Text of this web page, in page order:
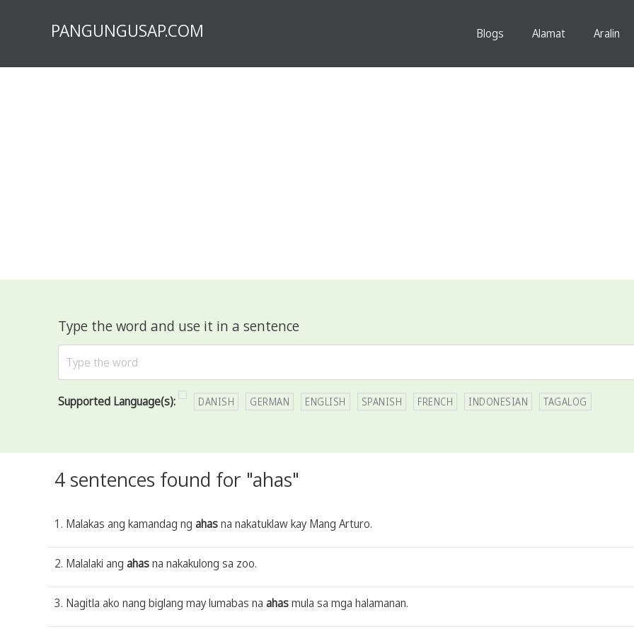
PANGUNGUSAP.COM Blogs Alamat Aralin
Type the word and use it in a sentence
Supported Language(s): DANISH GERMAN ENGLISH SPANISH FRENCH INDONESIAN TAGALOG
4 sentences found for "ahas"
1. Malakas ang kamandag ng ahasna nakatuklaw kay Mang Arturo.
2. Malalaki ang ahasna nakakulong sa zoo.
3. Nagitla ako nang biglang may lumabas na ahasmula sa mga halamanan.